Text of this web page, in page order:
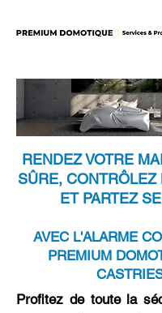
RENDEZ VOTRE
SÛRE, CONTRÔLEZ
ET PARTEZ
Profitez de toute la
AVEC L'ALARME
PREMIUM